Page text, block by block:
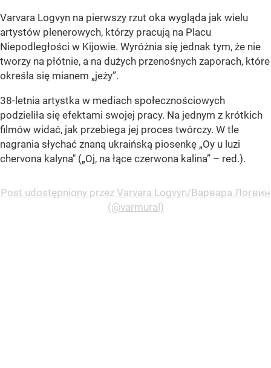
Varvara Logvyn na pierwszy rzut oka wygląda jak wielu
artystów plenerowych, którzy pracują na Placu
Niepodległości w Kijowie. Wyróżnia się jednak tym, że nie
tworzy na płótnie, a na dużych przenośnych zaporach, które
określa się mianem „jeży”.
38-letnia artystka w mediach społecznościowych
podzieliła się efektami swojej pracy. Na jednym z krótkich
filmów widać, jak przebiega jej proces twórczy. W tle
nagrania słychać znaną ukraińską piosenkę „Oy u luzi
chervona kalyna" („Oj, na łące czerwona kalina” – red.).
Post udostępniony przez Varvara Logvyn/Варвара Логвин
(@varmural)